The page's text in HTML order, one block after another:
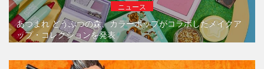
ニュース
あつまれ どうぶつの森、カラーポップがコラボしたメイクア
ップ・コレクションを発表